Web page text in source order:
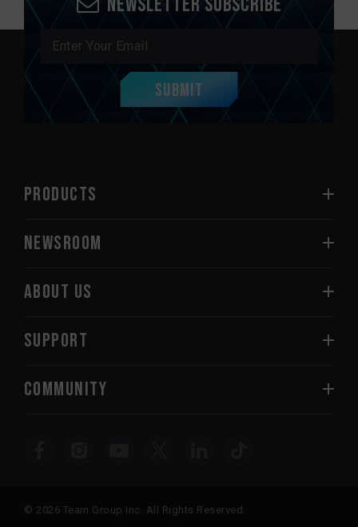
Newsletter Subscribe
Submit
PRODUCTS
NEWSROOM
ABOUT US
SUPPORT
COMMUNITY
© 2026 Team Group Inc. All Rights Reserved.